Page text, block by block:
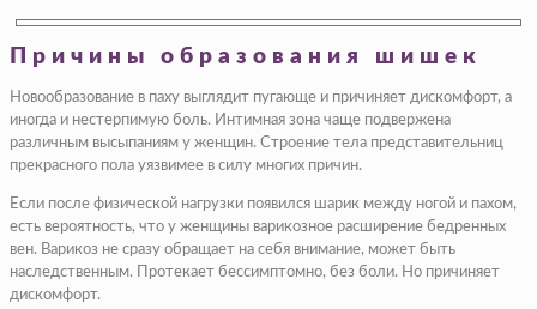
Причины образования шишек
Новообразование в паху выглядит пугающе и причиняет дискомфорт, а
иногда и нестерпимую боль. Интимная зона чаще подвержена
различным высыпаниям у женщин. Строение тела представительниц
прекрасного пола уязвимее в силу многих причин.
Если после физической нагрузки появился шарик между ногой и пахом,
есть вероятность, что у женщины варикозное расширение бедренных
вен. Варикоз не сразу обращает на себя внимание, может быть
наследственным. Протекает бессимптомно, без боли. Но причиняет
дискомфорт.